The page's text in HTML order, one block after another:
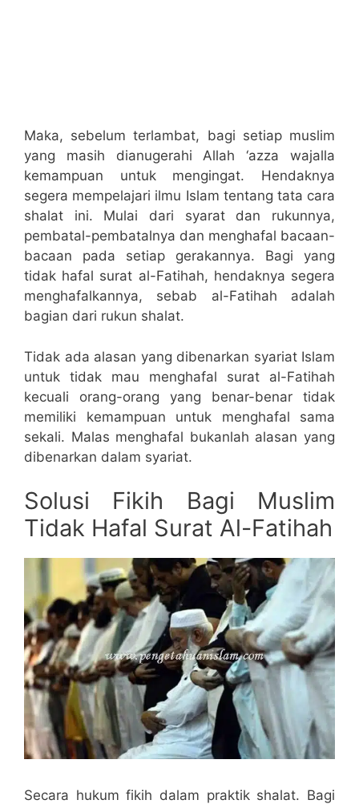
Maka, sebelum terlambat, bagi setiap muslim
yang masih dianugerahi Allah ‘azza wajalla
kemampuan untuk mengingat. Hendaknya
segera mempelajari ilmu Islam tentang tata cara
shalat ini. Mulai dari syarat dan rukunnya,
pembatal-pembatalnya dan menghafal bacaan-
bacaan pada setiap gerakannya. Bagi yang
tidak hafal surat al-Fatihah, hendaknya segera
menghafalkannya, sebab al-Fatihah adalah
bagian dari rukun shalat.
Tidak ada alasan yang dibenarkan syariat Islam
untuk tidak mau menghafal surat al-Fatihah
kecuali orang-orang yang benar-benar tidak
memiliki kemampuan untuk menghafal sama
sekali. Malas menghafal bukanlah alasan yang
dibenarkan dalam syariat.
Solusi Fikih Bagi Muslim
Tidak Hafal Surat Al-Fatihah
Secara hukum fikih dalam praktik shalat. Bagi